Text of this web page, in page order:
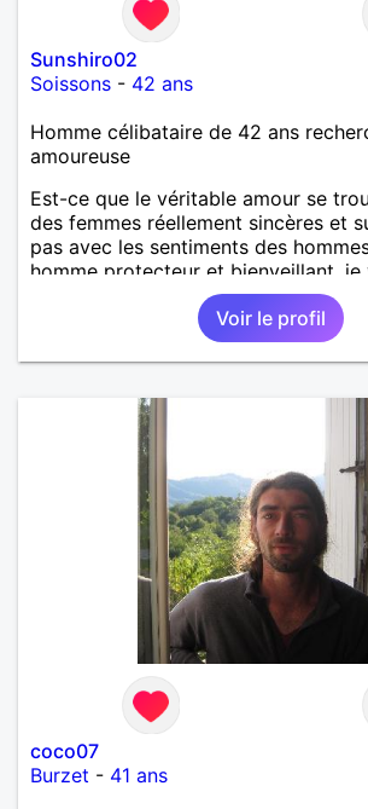
Sunshiro02
Soissons - 42 ans
Homme célibataire de 42 ans
amoureuse
Est-ce que le véritable amour se
des femmes réellement sincères et
pas avec les sentiments des
homme protecteur et bienveillant,
d'y croire et pouvoir enfin former la
que je désir temps. Faux profil,
joyeuseté passer votre chemin, vous
m'intéressez pas du tout!
Voir le profil
coco07
Burzet - 41 ans